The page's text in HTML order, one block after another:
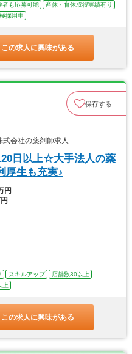
者も応募可能
産休・育休取得実績有り
採用中
この求人に興味がある
保存する
会社の薬剤師求人
日以上☆大手法人の薬
厚生も充実♪
円
スキルアップ
店舗数30以上
上
この求人に興味がある